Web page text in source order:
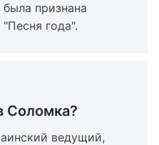
признана
года".
Соломка?
ведущий,